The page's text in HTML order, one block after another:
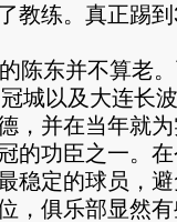
教练。真正踢
东并不算老。
城以及大连长
，并在当年就
的功臣之一。
稳定的球员，
，俱乐部显然